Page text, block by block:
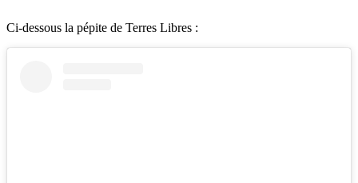
Ci-dessous la pépite de Terres Libres :